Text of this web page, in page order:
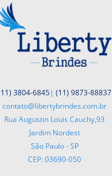
3804-6845| (11) 9873-88837
contato@libertybrindes.com.br
Rua Augustin Louis Cauchy,93
Jardim Nordest
São Paulo - SP
CEP: 03690-050